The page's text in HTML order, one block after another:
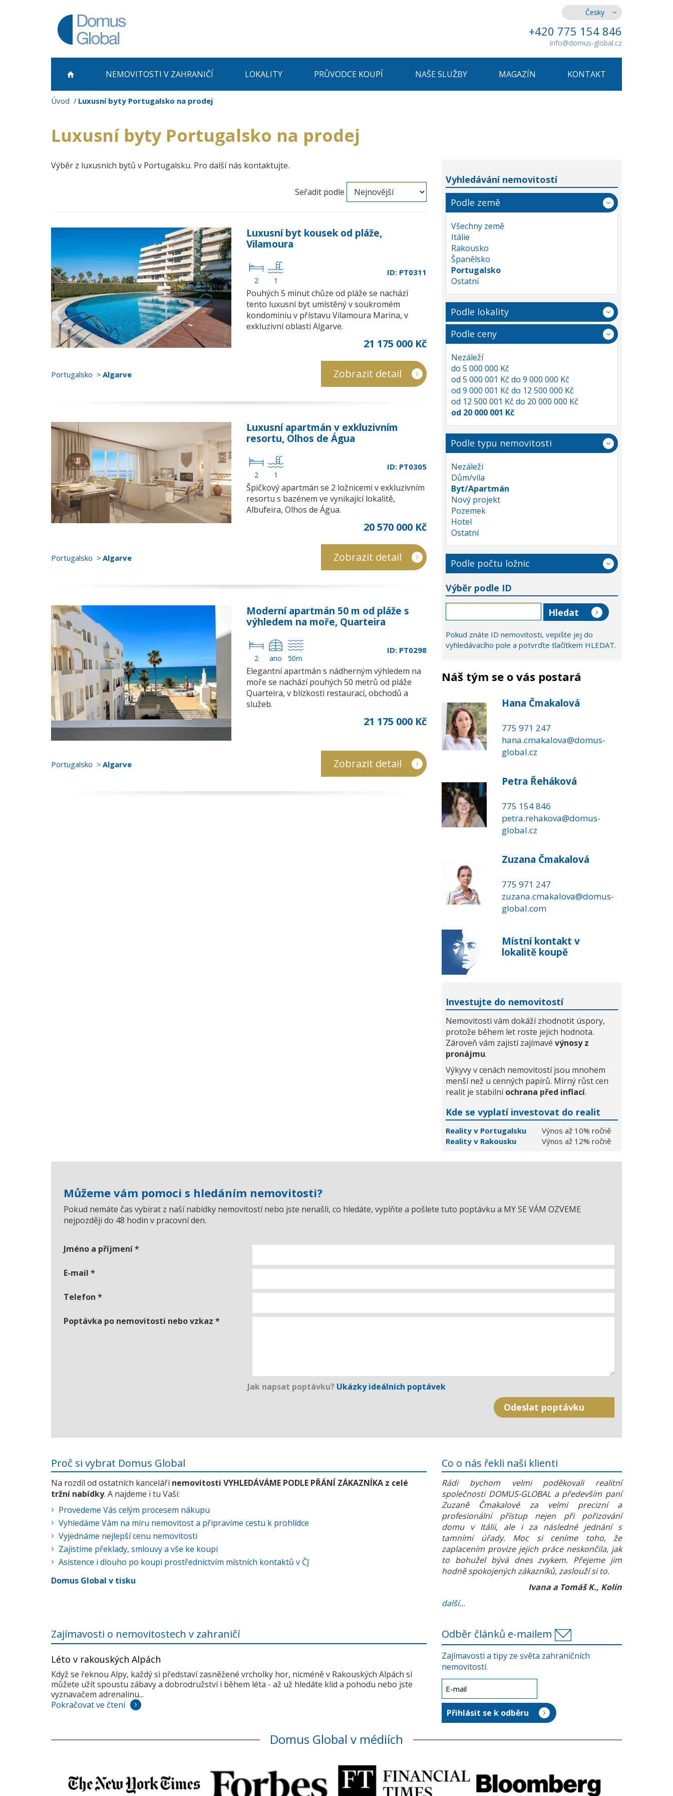
Česky
+420 775 154 846
info@domus-global.cz
NEMOVITOSTI V ZAHRANIČÍ LOKALITY PRŮVODCE KOUPÍ NAŠE SLUŽBY MAGAZÍN KONTAKT
Úvod Luxusní byty Portugalsko na prodej
Luxusní byty Portugalsko na prodej
Výběr z luxusních bytů v Portugalsku. Pro další nás kontaktujte.
Seřadit podle
Luxusní byt kousek od pláže,
Vilamoura
2 1
ID: PT0311
Pouhých 5 minut chůze od pláže se nachází
tento luxusní byt umístěný v soukromém
kondominiu v přístavu Vilamoura Marina, v
exkluzivní oblasti Algarve.
21 175 000 Kč
Portugalsko Algarve Zobrazit detail
Luxusní apartmán v exkluzivním
resortu, Olhos de Água
2 1
ID: PT0305
Špičkový apartmán se 2 ložnicemi v exkluzivním
resortu s bazénem ve vynikající lokalitě,
Albufeira, Olhos de Água.
20 570 000 Kč
Portugalsko Algarve Zobrazit detail
Moderní apartmán 50 m od pláže s
výhledem na moře, Quarteira
2 ano 50m
ID: PT0298
Elegantní apartmán s nádherným výhledem na
moře se nachází pouhých 50 metrů od pláže
Quarteira, v blízkosti restaurací, obchodů a
služeb.
21 175 000 Kč
Portugalsko Algarve Zobrazit detail
Vyhledávání nemovitostí
Podle země
Všechny země
Itálie
Rakousko
Španělsko
Portugalsko
Ostatní
Podle lokality
Podle ceny
Nezáleží
do 5 000 000 Kč
od 5 000 001 Kč do 9 000 000 Kč
od 9 000 001 Kč do 12 500 000 Kč
od 12 500 001 Kč do 20 000 000 Kč
od 20 000 001 Kč
Podle typu nemovitosti
Nezáleží
Dům/vila
Byt/Apartmán
Nový projekt
Pozemek
Hotel
Ostatní
Podle počtu ložnic
Výběr podle ID
Pokud znáte ID nemovitosti, vepište jej do
vyhledávacího pole a potvrďte tlačítkem HLEDAT.
Náš tým se o vás postará
Hana Čmakalová
775 971 247
hana.cmakalova@domus-
global.cz
Petra Řeháková
775 154 846
petra.rehakova@domus-
global.cz
Zuzana Čmakalová
775 971 247
zuzana.cmakalova@domus-
global.com
Místní kontakt v
lokalitě koupě
Investujte do nemovitostí
Nemovitosti vám dokáží zhodnotit úspory,
protože během let roste jejich hodnota.
Zároveň vám zajistí zajímavé výnosy z
pronájmu.
Výkyvy v cenách nemovitostí jsou mnohem
menší než u cenných papírů. Mírný růst cen
realit je stabilníochrana před inflací.
Kde se vyplatí investovat do realit
Reality v Portugalsku
Výnos až 10% ročně
Reality v Rakousku
Výnos až 12% ročně
Můžeme vám pomoci s hledáním nemovitosti?
Pokud nemáte čas vybírat z naší nabídky nemovitostí nebo jste nenašli, co hledáte, vyplňte a pošlete tuto poptávku a MY SE VÁM OZVEME
nejpozději do 48 hodin v pracovní den.
Jméno a příjmení*
E-mail *
Telefon *
Poptávka po nemovitosti nebo vzkaz *
Jak napsat poptávku? Ukázky ideálních poptávek
Proč si vybrat Domus Global
Na rozdíl od ostatních kancelářínemovitosti VYHLEDÁVÁME PODLE PŘÁNÍ ZÁKAZNÍKA z celé
tržní nabídky. A najdeme i tu Vaši:
Provedeme Vás celým procesem nákupu
Vyhledáme Vám na míru nemovitost a připravíme cestu k prohlídce
Vyjednáme nejlepší cenu nemovitosti
Zajistíme překlady, smlouvy a vše ke koupi
Asistence i dlouho po koupi prostřednictvím místních kontaktů v ČJ
Domus Global v tisku
Co o nás řekli naši klienti
Rádi bychom velmi poděkovali realitní
společnosti DOMUS-GLOBAL a především paní
Zuzaně Čmakalové za velmi precizní a
profesionální přístup nejen při pořizování
domu v Itálii, ale i za následné jednání s
tamními úřady. Moc si ceníme toho, že
zaplacením provize jejich práce neskončila, jak
to bohužel bývá dnes zvykem. Přejeme jim
hodně spokojených zákazníků, zaslouží si to.
Ivana a Tomáš K., Kolín
další...
Zajímavosti o nemovitostech v zahraničí
Léto v rakouských Alpách
Když se řeknou Alpy, každý si představí zasněžené vrcholky hor, nicméně v Rakouských Alpách si
můžete užít spoustu zábavy a dobrodružství i během léta - až už hledáte klid a pohodu nebo jste
vyznavačem adrenalinu...
Pokračovat ve čtení
Odběr článků e-mailem
Zajímavosti a tipy ze světa zahraničních
nemovitostí.
Domus Global v médiích